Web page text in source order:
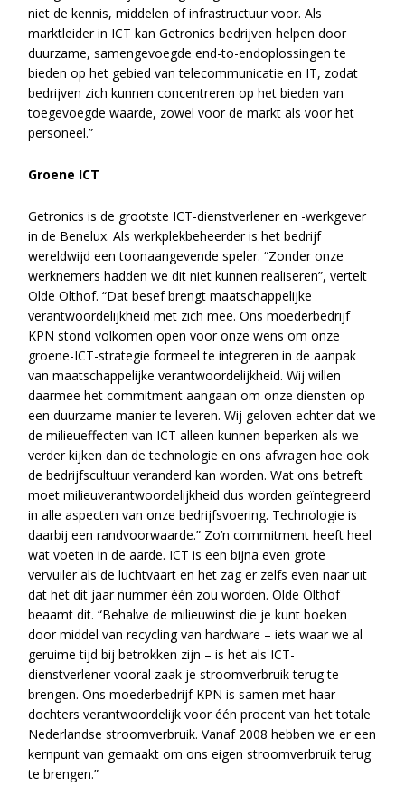
niet de kennis, middelen of infrastructuur voor. Als
marktleider in ICT kan Getronics bedrijven helpen door
duurzame, samengevoegde end-to-endoplossingen te
bieden op het gebied van telecommunicatie en IT, zodat
bedrijven zich kunnen concentreren op het bieden van
toegevoegde waarde, zowel voor de markt als voor het
personeel.”
Groene ICT
Getronics is de grootste ICT-dienstverlener en -werkgever
in de Benelux. Als werkplekbeheerder is het bedrijf
wereldwijd een toonaangevende speler. “Zonder onze
werknemers hadden we dit niet kunnen realiseren”, vertelt
Olde Olthof. “Dat besef brengt maatschappelijke
verantwoordelijkheid met zich mee. Ons moederbedrijf
KPN stond volkomen open voor onze wens om onze
groene-ICT-strategie formeel te integreren in de aanpak
van maatschappelijke verantwoordelijkheid. Wij willen
daarmee het commitment aangaan om onze diensten op
een duurzame manier te leveren. Wij geloven echter dat we
de milieueffecten van ICT alleen kunnen beperken als we
verder kijken dan de technologie en ons afvragen hoe ook
de bedrijfscultuur veranderd kan worden. Wat ons betreft
moet milieuverantwoordelijkheid dus worden geïntegreerd
in alle aspecten van onze bedrijfsvoering. Technologie is
daarbij een randvoorwaarde.” Zo’n commitment heeft heel
wat voeten in de aarde. ICT is een bijna even grote
vervuiler als de luchtvaart en het zag er zelfs even naar uit
dat het dit jaar nummer één zou worden. Olde Olthof
beaamt dit. “Behalve de milieuwinst die je kunt boeken
door middel van recycling van hardware – iets waar we al
geruime tijd bij betrokken zijn – is het als ICT-
dienstverlener vooral zaak je stroomverbruik terug te
brengen. Ons moederbedrijf KPN is samen met haar
dochters verantwoordelijk voor één procent van het totale
Nederlandse stroomverbruik. Vanaf 2008 hebben we er een
kernpunt van gemaakt om ons eigen stroomverbruik terug
te brengen.”